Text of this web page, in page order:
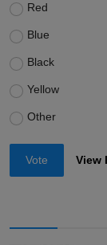
Red
Blue
Black
Yellow
Other
Vote View